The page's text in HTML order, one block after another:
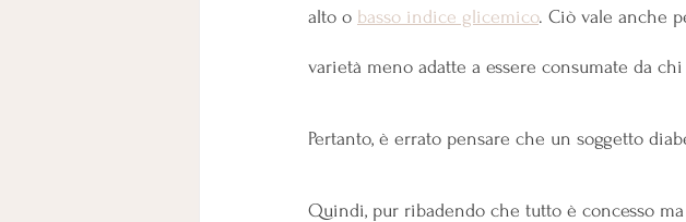
alto o basso indice glicemico. Ciò vale anche
varietà meno adatte a essere consumate da
Pertanto, è errato pensare che un soggetto
Quindi, pur ribadendo che tutto è concesso